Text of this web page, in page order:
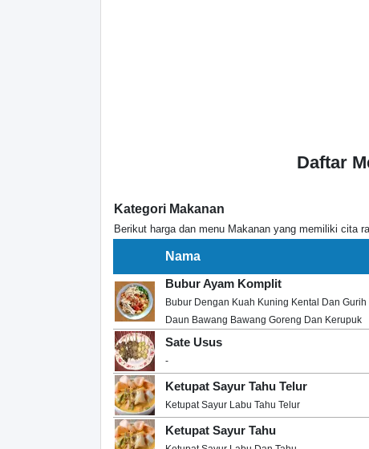
Daftar
Kategori Makanan
Berikut harga dan menu Makanan yang memiliki cita
Nama
Bubur Ayam Komplit
Bubur Dengan Kuah Kuning Kental Dan
Daun Bawang Bawang Goreng Dan Kerupuk
Sate Usus
-
Ketupat Sayur Tahu Telur
Ketupat Sayur Labu Tahu Telur
Ketupat Sayur Tahu